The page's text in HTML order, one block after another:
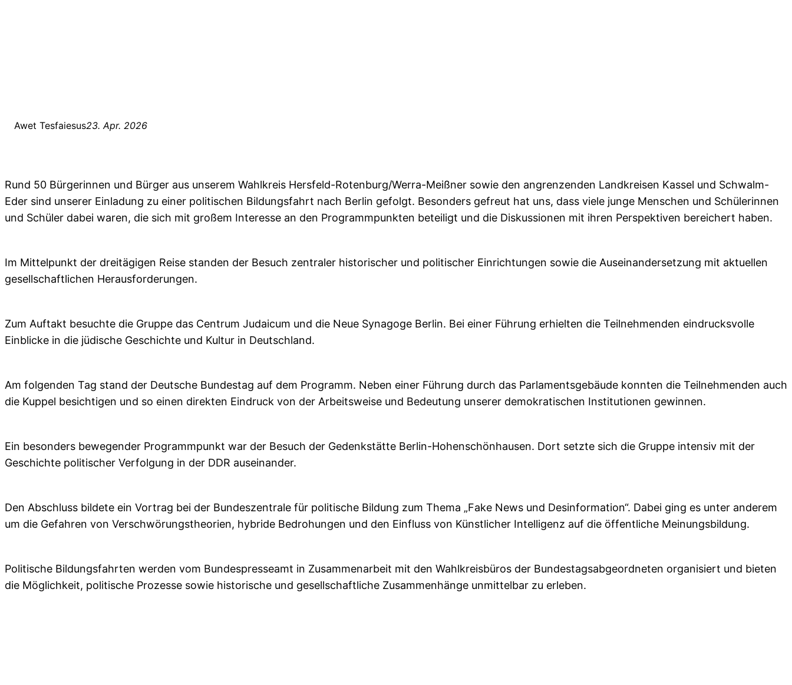
Awet Tesfaiesus23. Apr. 2026
Rund 50 Bürgerinnen und Bürger aus unserem Wahlkreis Hersfeld-Rotenburg/Werra-Meißner sowie den angrenzenden Landkreisen Kassel und Schwalm-
Eder sind unserer Einladung zu einer politischen Bildungsfahrt nach Berlin gefolgt. Besonders gefreut hat uns, dass viele junge Menschen und Schülerinnen
und Schüler dabei waren, die sich mit großem Interesse an den Programmpunkten beteiligt und die Diskussionen mit ihren Perspektiven bereichert haben.
Im Mittelpunkt der dreitägigen Reise standen der Besuch zentraler historischer und politischer Einrichtungen sowie die Auseinandersetzung mit aktuellen
gesellschaftlichen Herausforderungen.
Zum Auftakt besuchte die Gruppe das Centrum Judaicum und die Neue Synagoge Berlin. Bei einer Führung erhielten die Teilnehmenden eindrucksvolle
Einblicke in die jüdische Geschichte und Kultur in Deutschland.
Am folgenden Tag stand der Deutsche Bundestag auf dem Programm. Neben einer Führung durch das Parlamentsgebäude konnten die Teilnehmenden auch
die Kuppel besichtigen und so einen direkten Eindruck von der Arbeitsweise und Bedeutung unserer demokratischen Institutionen gewinnen.
Ein besonders bewegender Programmpunkt war der Besuch der Gedenkstätte Berlin-Hohenschönhausen. Dort setzte sich die Gruppe intensiv mit der
Geschichte politischer Verfolgung in der DDR auseinander.
Den Abschluss bildete ein Vortrag bei der Bundeszentrale für politische Bildung zum Thema „Fake News und Desinformation“. Dabei ging es unter anderem
um die Gefahren von Verschwörungstheorien, hybride Bedrohungen und den Einfluss von Künstlicher Intelligenz auf die öffentliche Meinungsbildung.
Politische Bildungsfahrten werden vom Bundespresseamt in Zusammenarbeit mit den Wahlkreisbüros der Bundestagsabgeordneten organisiert und bieten
die Möglichkeit, politische Prozesse sowie historische und gesellschaftliche Zusammenhänge unmittelbar zu erleben.